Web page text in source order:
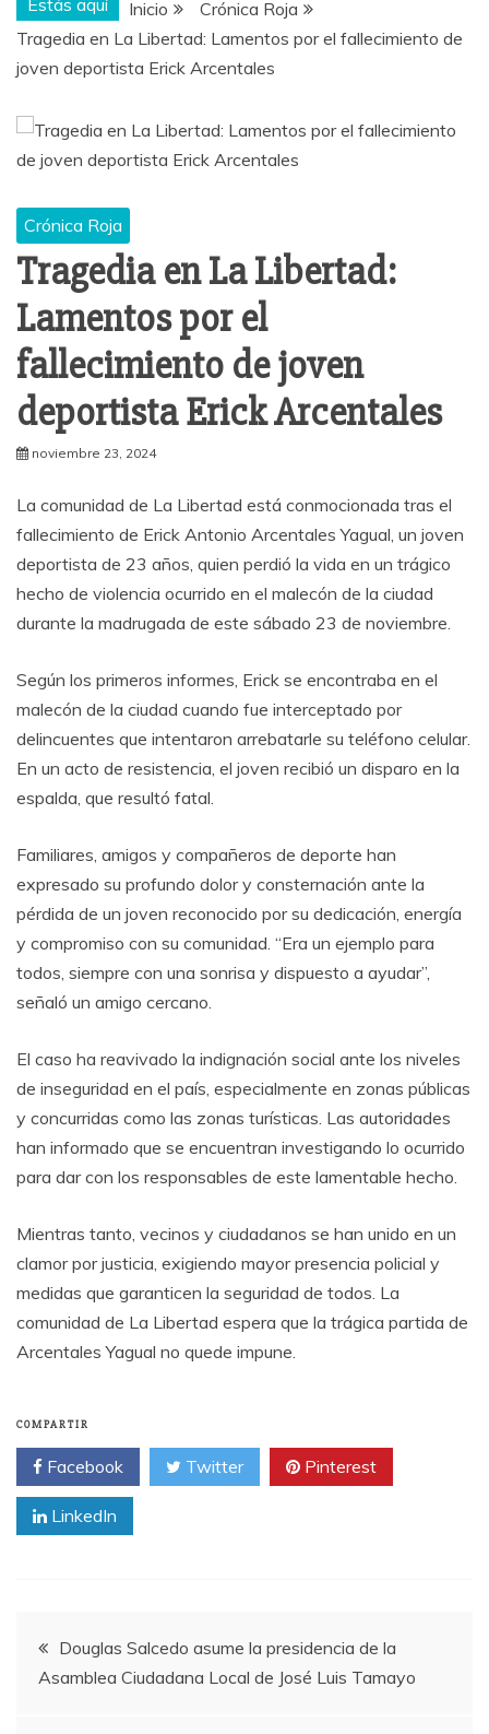
Inicio
Crónica Roja
Tragedia en La Libertad: Lamentos por el fallecimiento de
joven deportista Erick Arcentales
Crónica Roja
Tragedia en La Libertad:
Lamentos por el
fallecimiento de joven
deportista Erick Arcentales
noviembre 23, 2024
La comunidad de La Libertad está conmocionada tras el
fallecimiento de Erick Antonio Arcentales Yagual, un joven
deportista de 23 años, quien perdió la vida en un trágico
hecho de violencia ocurrido en el malecón de la ciudad
durante la madrugada de este sábado 23 de noviembre.
Según los primeros informes, Erick se encontraba en el
malecón de la ciudad cuando fue interceptado por
delincuentes que intentaron arrebatarle su teléfono celular.
En un acto de resistencia, el joven recibió un disparo en la
espalda, que resultó fatal.
Familiares, amigos y compañeros de deporte han
expresado su profundo dolor y consternación ante la
pérdida de un joven reconocido por su dedicación, energía
y compromiso con su comunidad. “Era un ejemplo para
todos, siempre con una sonrisa y dispuesto a ayudar”,
señaló un amigo cercano.
El caso ha reavivado la indignación social ante los niveles
de inseguridad en el país, especialmente en zonas públicas
y concurridas como las zonas turísticas. Las autoridades
han informado que se encuentran investigando lo ocurrido
para dar con los responsables de este lamentable hecho.
Mientras tanto, vecinos y ciudadanos se han unido en un
clamor por justicia, exigiendo mayor presencia policial y
medidas que garanticen la seguridad de todos. La
comunidad de La Libertad espera que la trágica partida de
Arcentales Yagual no quede impune.
COMPARTIR
Facebook Twitter Pinterest
LinkedIn
Navegación
de
Douglas Salcedo asume la presidencia de la
Asamblea Ciudadana Local de José Luis Tamayo